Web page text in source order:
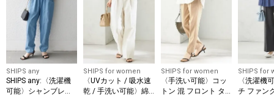
SHIPS any
SHIPS any:〈洗濯機
可能〉シャンブレー
SHIPS for women
〈UVカット / 吸水速
乾 / 手洗い可能〉綿
SHIPS for women
〈手洗い可能〉コッ
トン 混 フロント タ
SHIPS for
〈洗濯機
チ ファン